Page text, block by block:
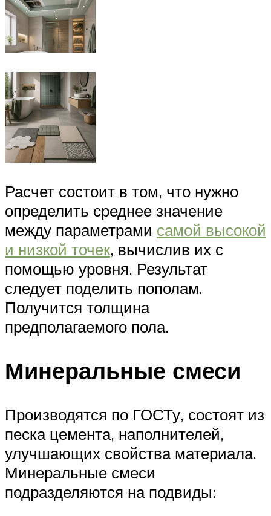
Расчет состоит в том, что нужно
определить среднее значение
между параметрами самой высокой
и низкой точек, вычислив их с
помощью уровня. Результат
следует поделить пополам.
Получится толщина
предполагаемого пола.
Минеральные смеси
Производятся по ГОСТу, состоят из
песка цемента, наполнителей,
улучшающих свойства материала.
Минеральные смеси
подразделяются на подвиды: